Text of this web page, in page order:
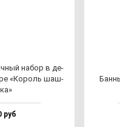
на­бор в де­
«Король шаш­
руб